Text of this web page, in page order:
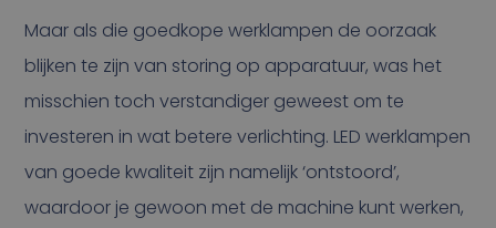
Maar als die goedkope werklampen de oorzaak
blijken te zijn van storing op apparatuur, was het
misschien toch verstandiger geweest om te
investeren in wat betere verlichting. LED werklampen
van goede kwaliteit zijn namelijk ‘ontstoord’,
waardoor je gewoon met de machine kunt werken,